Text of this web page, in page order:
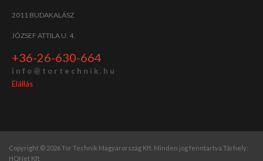
2011 BUDAKALÁSZ
JÓZSEF ATTILA U. 4.
+36-26-630-664
i n f o @ t o r t e c h n i k . h u
Elállás
Copyright © 2026 Tor Technik Magyarország Kft. Minden jog fenntartva. Tárhely:
HQNet Kft